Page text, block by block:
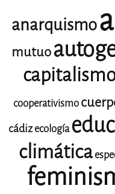
anarquismo
mutuo
cooperativismo
cádizecología
climática